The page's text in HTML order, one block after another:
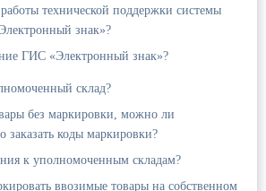
технической поддержки системы
знак»?
ГИС «Электронный знак»?
склад?
без маркировки, можно ли
заказать коды маркировки?
к уполномоченным складам?
ввозимые товары на собственном